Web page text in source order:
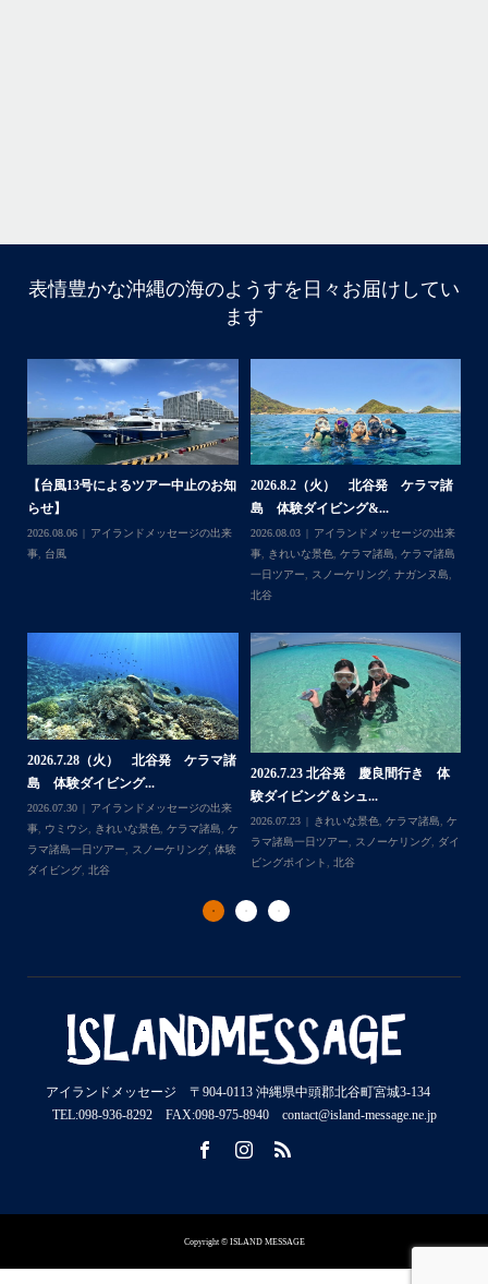
はいさい
アイランドメッセージです
最近は、連日クルーザーチャーターのご利用が続いていて
梅雨明け後のパーフェクトな海でバナナボートに船上
BBQ、シュノーケリングとお楽しみ頂いております
・
・
何ヶ月も前からやり取りさせて頂き温めていたご予約でし
たので、お天気とコンディションに恵まれて、皆さん大満
足な一日を過ごして頂けて本当によかったです
また来年も社員旅行で沖縄へいらっしゃる際は是非ご利用
くださいね！！
Follow on Instagram
表情豊かな沖縄の海のようすを日々お届けしてい
ます
2026.7.18 北谷発 慶良間行き シ
ュノーケル＆ダイビ...
2026.07.19 ウミガメ ,きれいな景色,ケラ
マ諸島,
2026.7.6（月） 北谷発 ケラマ諸
島 ３ダイブ体験ダイ...
2026.07.08
アイランドメッセージの出来
事, きれいな景色 ケラマ諸島
ケラマ諸島
一日ツアー
スノーケリング, ボートダイ
ブ,北谷
2026.7.1（水） 北谷発 ケラマ諸
島 体験ダイビング&...
2026.07.06
アイランドメッセージの出来
事, ウミガメ きれいな景色 ケラマ諸島
ケ
ラマ諸島一日ツアー
スノーケリング, ボー
トダイブ,体験ダイビング
チャーター ブログ...
の出来事, きれいな景色,ケラマ諸島一日ツ
アー ,スノーケリング , チャータークルー
ズ , 沖縄本島 社員旅行
アイランドメッセージ 〒904-0113 沖縄県中頭郡北谷町宮城3-134
TEL:098-936-8292 FAX:098-975-8940 contact@island-message.ne.jp
Copyright © ISLAND MESSAGE